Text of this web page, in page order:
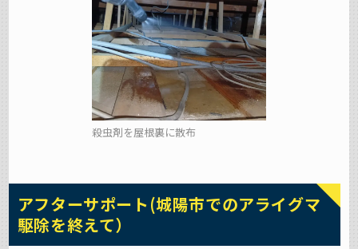
殺虫剤を屋根裏に散布
アフターサポート(城陽市でのアライグマ
駆除を終えて）